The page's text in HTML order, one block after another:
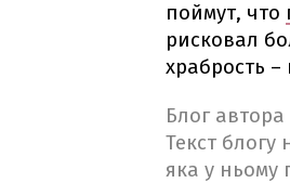
поймут, что
рисковал
храбрость
Блог
Текст блогу
яка у ньому